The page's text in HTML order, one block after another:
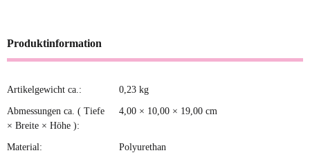
Produktinformation
Produkteigenschaft
Wert
Artikelgewicht ca.: 0,23 kg
Abmessungen ca. ( Tiefe
× Breite × Höhe ):
4,00 × 10,00 × 19,00 cm
Material: Polyurethan